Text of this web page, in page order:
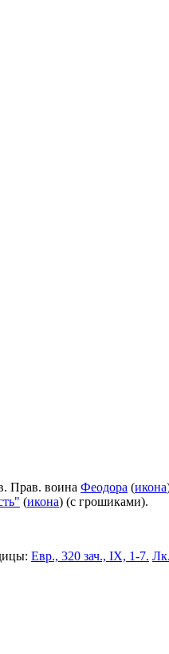
Прав. воина Феодора (икона
(икона) (с грошиками).
Евр., 320 зач., IX, 1-7.